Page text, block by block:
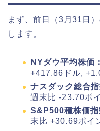
まず、前日（3月31日
します。
NYダウ平均株価：
+417.86ドル,
ナスダック総合指
週末比 -23.70ポ
S&P500種株価指
末比 +30.69ポイ